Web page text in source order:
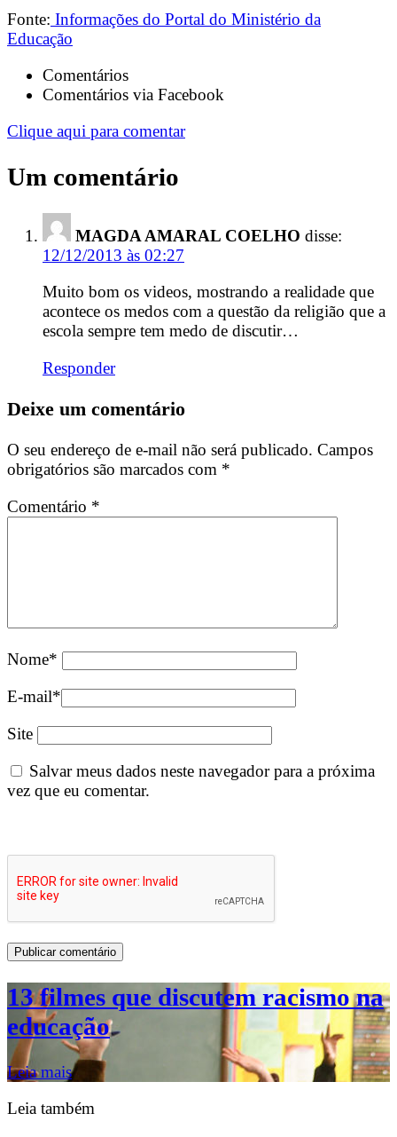
Fonte: Informações do Portal do Ministério da
Educação
Comentários
Comentários via Facebook
Clique aqui para comentar
Um comentário
MAGDA AMARAL COELHO disse:
12/12/2013 às 02:27
Muito bom os videos, mostrando a realidade que
acontece os medos com a questão da religião que a
escola sempre tem medo de discutir…
Responder
Deixe um comentário
O seu endereço de e-mail não será publicado. Campos
obrigatórios são marcados com *
Comentário *
Nome*
E-mail*
Site
Salvar meus dados neste navegador para a próxima
vez que eu comentar.
13 filmes que discutem racismo na
educação
Leia mais
Leia também